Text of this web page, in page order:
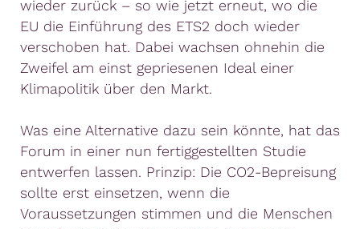
wieder zurück – so wie jetzt erneut, wo die
EU die Einführung des ETS2 doch wieder
verschoben hat. Dabei wachsen ohnehin die
Zweifel am einst gepriesenen Ideal einer
Klimapolitik über den Markt.
Was eine Alternative dazu sein könnte, hat das
Forum in einer nun fertiggestellten Studie
entwerfen lassen. Prinzip: Die CO2-Bepreisung
sollte erst einsetzen, wenn die
Voraussetzungen stimmen und die Menschen